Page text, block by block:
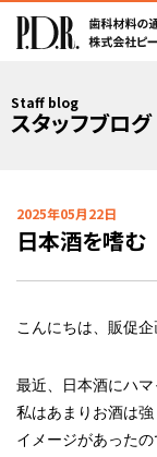
Staff blog
スタッフブログ
2025年05月22日
日本酒を嗜む
こんにちは、販促企
最近、日本酒にハマ
私はあまりお酒は
イメージがあったの